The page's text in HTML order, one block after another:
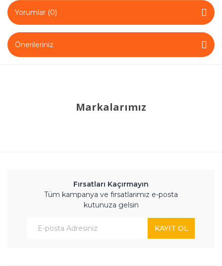
Yorumlar (0)
Önerileriniz
Markalarımız
Fırsatları Kaçırmayın
Tüm kampanya ve fırsatlarımız e-posta
kutunuza gelsin
KAYIT OL